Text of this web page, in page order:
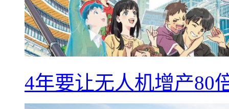
4年要让无人机增产80